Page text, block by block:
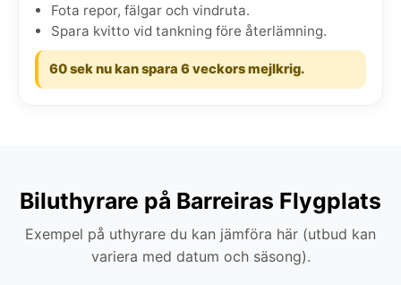
Fota repor, fälgar och vindruta.
Spara kvitto vid tankning före återlämning.
60 sek nu kan spara 6 veckors mejlkrig.
Biluthyrare på Barreiras Flygplats
Exempel på uthyrare du kan jämföra här (utbud kan
variera med datum och säsong).